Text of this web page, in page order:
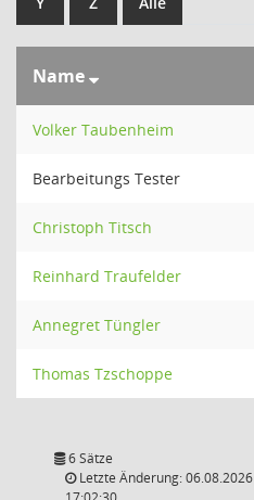
Name
Volker Taubenheim
Bearbeitungs Tester
Christoph Titsch
Reinhard Traufelder
Annegret Tüngler
Thomas Tzschoppe
6 Sätze
Letzte Änderung: 06.08.2026